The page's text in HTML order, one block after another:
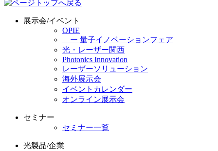
展示会/イベント
OPIE
ー 量子イノベーションフェア
光・レーザー関西
Photonics Innovation
レーザーソリューション
海外展示会
イベントカレンダー
オンライン展示会
セミナー
セミナー一覧
光製品/企業